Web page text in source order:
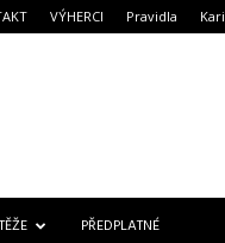
VÝHERCI Pravidla
PŘEDPLATNÉ